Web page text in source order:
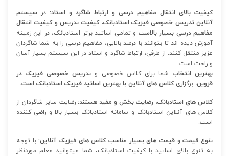
کیفیت بالای انتقال مفاهیم درسی و ارتباط شاگرد و استاد: در سیستم
آنلاین تدریس خصوصی فیزیک استادبانک، کیفیت تدریس و کیفیت انتقال
مفاهیم درسی بسیار بالاست و تمامی اساتید برتر استادبانک، در این زمینه
آموزش دیده اند تا بتوانند با درصد بالایی، مفاهیم درسی را به شما شاگردان
عزیز منتقل کنند. از طرفی، ارتباط شاگرد و استاد در این سیستم بسیار آسان
و راحت است.
بهترین انتخاب شما برای کلاس خصوصی و تدریس خصوصی فیزیک در
قزوین، برگزاری کلاس های آنلاین با بهترین اساتید فیزیک استادبانک است.
کلاس های استادبانک، رضایت بخش و مفید هستند: رضایت سایر شاگردان از
کلاس های آنلاین استادبانک و سامانه استادبانک بسیار بالا و راضی کننده
است.
تنوع قیمت و قیمت های بسیار مناسب کلاس های فیزیک آنلاین: با توجه
به تنوع بالای اساتید با کیفیت استادبانک، شما میتوانید معلم موردنظر